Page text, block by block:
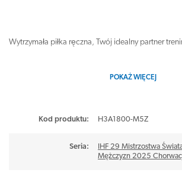
Wytrzymała piłka ręczna, Twój idealny partner
POKAŻ WIĘCEJ
Kod produktu: H3A1800-M5Z
Seria:
IHF 29 Mistrzostwa
Mężczyzn 2025